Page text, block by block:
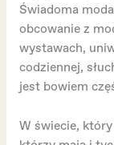
Świadoma
obcowanie z
wystawach,
codziennej,
jest bowiem
W świecie,